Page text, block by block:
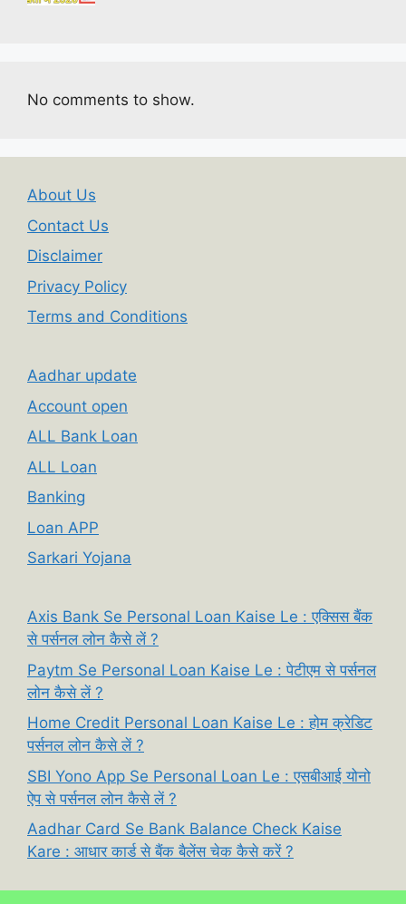
No comments to show.
About Us
Contact Us
Disclaimer
Privacy Policy
Terms and Conditions
Aadhar update
Account open
ALL Bank Loan
ALL Loan
Banking
Loan APP
Sarkari Yojana
Axis Bank Se Personal Loan Kaise Le : एक्सिस बैंक
से पर्सनल लोन कैसे लें ?
Paytm Se Personal Loan Kaise Le : पेटीएम से पर्सनल
लोन कैसे लें ?
Home Credit Personal Loan Kaise Le : होम क्रेडिट
पर्सनल लोन कैसे लें ?
SBI Yono App Se Personal Loan Le : एसबीआई योनो
ऐप से पर्सनल लोन कैसे लें ?
Aadhar Card Se Bank Balance Check Kaise
Kare : आधार कार्ड से बैंक बैलेंस चेक कैसे करें ?